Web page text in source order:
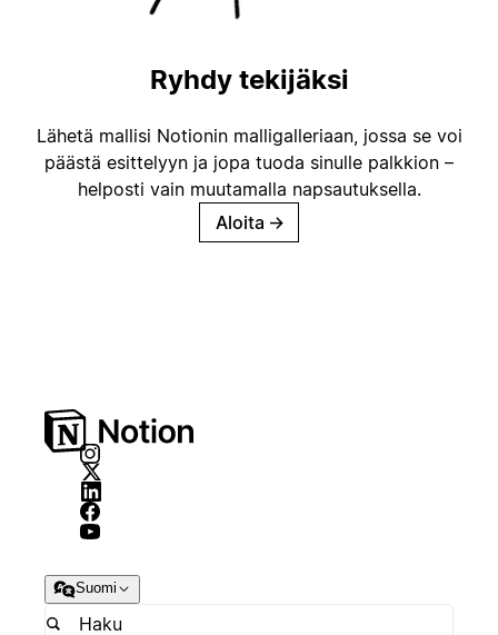
Ryhdy tekijäksi
Lähetä mallisi Notionin malligalleriaan, jossa se voi
päästä esittelyyn ja jopa tuoda sinulle palkkion –
helposti vain muutamalla napsautuksella.
Aloita →
Suomi